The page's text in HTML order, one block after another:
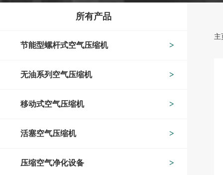
所有产品
节能型螺杆式空气压缩机
无油系列空气压缩机
移动式空气压缩机
活塞空气压缩机
压缩空气净化设备
主